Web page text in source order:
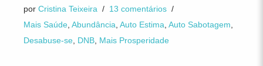
por Cristina Teixeira
13 comentários
Mais Saúde Abundância Auto Estima Auto Sabotagem
Desabuse-se DNB Mais Prosperidade